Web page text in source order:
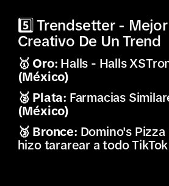
5️⃣ Trendsetter -
Creativo De Un Trend
🥇 Oro: Halls - Halls
(México)
🥈 Plata: Farmacias
(México)
🥉 Bronce: Domino's
hizo tararear a todo TikTok